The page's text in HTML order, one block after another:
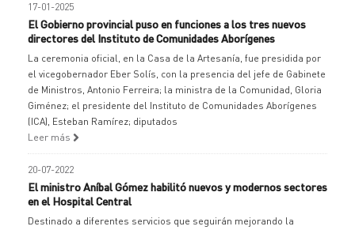
17-01-2025
El Gobierno provincial puso en funciones a los tres nuevos
directores del Instituto de Comunidades Aborígenes
La ceremonia oficial, en la Casa de la Artesanía, fue presidida por
el vicegobernador Eber Solís, con la presencia del jefe de Gabinete
de Ministros, Antonio Ferreira; la ministra de la Comunidad, Gloria
Giménez; el presidente del Instituto de Comunidades Aborígenes
(ICA), Esteban Ramírez; diputados
Leer más
20-07-2022
El ministro Aníbal Gómez habilitó nuevos y modernos sectores
en el Hospital Central
Destinado a diferentes servicios que seguirán mejorando la